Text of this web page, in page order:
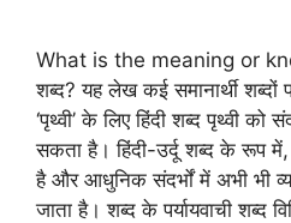
What is the meaning or
शब्द? यह लेख कई समानार्थी शब्दों
‘पृथ्वी’ के लिए हिंदी शब्द पृथ्वी को
सकता है। हिंदी-उर्दू शब्द के रूप
है और आधुनिक संदर्भों में अभी भी
जाता है। शब्द के पर्यायवाची शब्द